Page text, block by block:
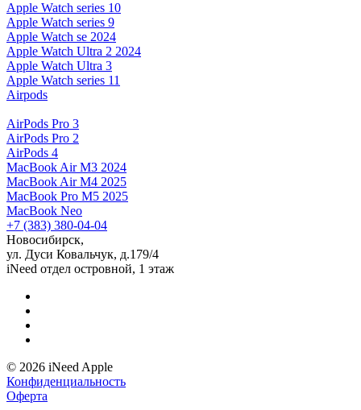
Apple Watch series 10
Apple Watch series 9
Apple Watch se 2024
Apple Watch Ultra 2 2024
Apple Watch Ultra 3
Apple Watch series 11
Airpods
AirPods Pro 3
AirPods Pro 2
AirPods 4
MacBook Air M3 2024
MacBook Air M4 2025
MacBook Pro M5 2025
MacBook Neo
+7 (383) 380-04-04
Новосибирск,
ул. Дуси Ковальчук, д.179/4
iNeed отдел островной, 1 этаж
© 2026 iNeed Apple
Конфиденциальность
Оферта